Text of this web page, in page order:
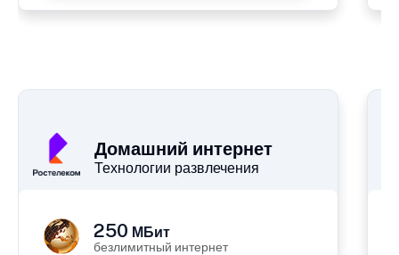
Домашний интернет
Технологии развлечения
250 МБит
безлимитный интернет